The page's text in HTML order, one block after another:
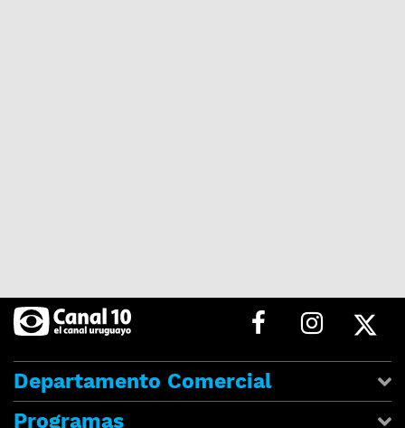
Departamento Comercial
Programas